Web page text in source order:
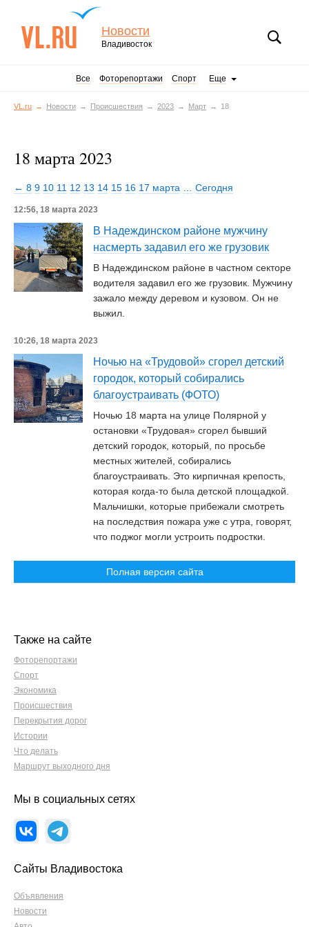
Новости
Владивосток
Все Фоторепортажи Спорт Еще
VL.ru Новости Происшествия 2023 Март 18
18 марта 2023
← 8 9 10 11 12 13 14 15 16 17 марта Сегодня
12:56, 18 марта 2023
В Надеждинском районе мужчину
насмерть задавил его же грузовик
В Надеждинском районе в частном секторе
водителя задавил его же грузовик. Мужчину
зажало между деревом и кузовом. Он не
выжил.
10:26, 18 марта 2023
Ночью на «Трудовой» сгорел детский
городок, который собирались
благоустраивать (ФОТО)
Ночью 18 марта на улице Полярной у
остановки «Трудовая» сгорел бывший
детский городок, который, по просьбе
местных жителей, собирались
благоустраивать. Это кирпичная крепость,
которая когда-то была детской площадкой.
Мальчишки, которые прибежали смотреть
на последствия пожара уже с утра, говорят,
что поджог могли устроить подростки.
Полная версия сайта
Также на сайте
Фоторепортажи
Спорт
Экономика
Происшествия
Перекрытия дорог
Истории
Что делать
Маршрут выходного дня
Мы в социальных сетях
Сайты Владивостока
Объявления
Новости